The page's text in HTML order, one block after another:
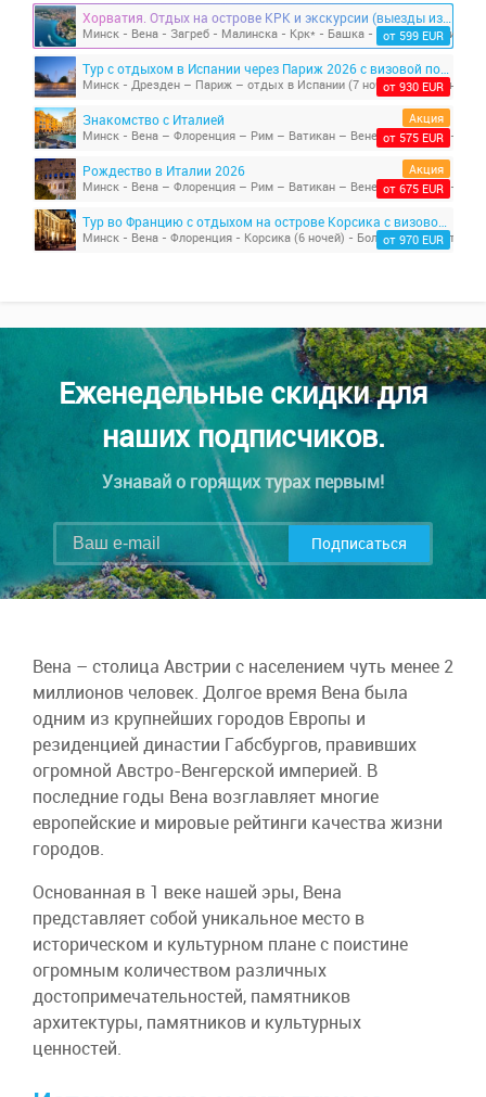
от 599 EUR
от 930 EUR
Знакомство с Италией
Минск - Вена – Флоренция – Рим – Ватикан – Венеция – Прага -
от 575 EUR
Акция
Рождество в Италии 2026
Минск - Вена – Флоренция – Рим – Ватикан – Венеция – Прага -
от 675 EUR
Акция
Минск - Вена - Флоренция - Корсика (6 ночей) - Болонья - Аутлет-
от 970 EUR
Еженедельные скидки для
наших подписчиков.
Узнавай о горящих турах первым!
Подписаться
Вена – столица Австрии с населением чуть менее 2
миллионов человек. Долгое время Вена была
одним из крупнейших городов Европы и
резиденцией династии Габсбургов, правивших
огромной Австро-Венгерской империей. В
последние годы Вена возглавляет многие
европейские и мировые рейтинги качества жизни
городов.
Основанная в 1 веке нашей эры, Вена
представляет собой уникальное место в
историческом и культурном плане с поистине
огромным количеством различных
достопримечательностей, памятников
архитектуры, памятников и культурных
ценностей.